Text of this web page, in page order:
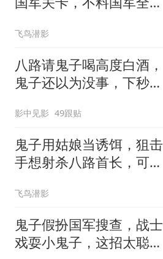
飞鸟潜影
八路请鬼子喝高度白酒，
鬼子还以为没事，下秒可
影中见影 49跟贴
鬼子用姑娘当诱饵，狙击
手想射杀八路首长，可是
飞鸟潜影
鬼子假扮国军搜查，战士
戏耍小鬼子，这招太聪明